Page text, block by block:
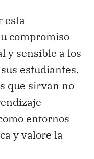
esta
compromiso
y sensible a los
estudiantes.
que sirvan no
entornos
y valore la